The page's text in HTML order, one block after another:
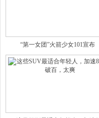
“第一女团”火箭少女101宣布